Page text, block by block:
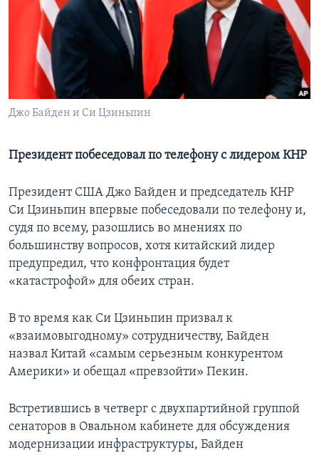
Learning English
СОЦИАЛЬНЫЕ СЕТИ
Джо Байден и Си Цзиньпин
Президент побеседовал по телефону с лидером КНР
Президент США Джо Байден и председатель КНР
Си Цзиньпин впервые побеседовали по телефону и,
судя по всему, разошлись во мнениях по
большинству вопросов, хотя китайский лидер
предупредил, что конфронтация будет
«катастрофой» для обеих стран.
В то время как Си Цзиньпин призвал к
«взаимовыгодному» сотрудничеству, Байден
назвал Китай «самым серьезным конкурентом
Америки» и обещал «превзойти» Пекин.
Встретившись в четверг с двухпартийной группой
сенаторов в Овальном кабинете для обсуждения
модернизации инфраструктуры, Байден